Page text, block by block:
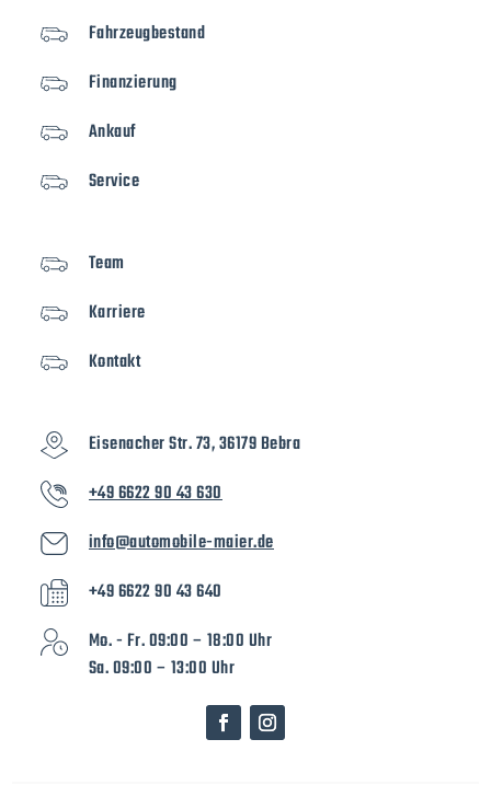
Fahrzeugbestand
Finanzierung
Ankauf
Service
Team
Karriere
Kontakt
Eisenacher Str. 73, 36179 Bebra
+49 6622 90 43 630
info@automobile-maier.de
+49 6622 90 43 640
Mo. - Fr. 09:00 – 18:00 Uhr
Sa. 09:00 – 13:00 Uhr